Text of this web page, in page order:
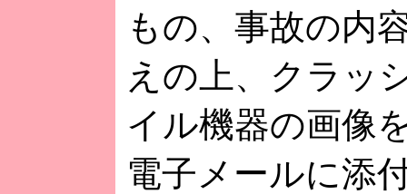
もの、事故の内
えの上、クラッ
イル機器の画像
電子メールに添